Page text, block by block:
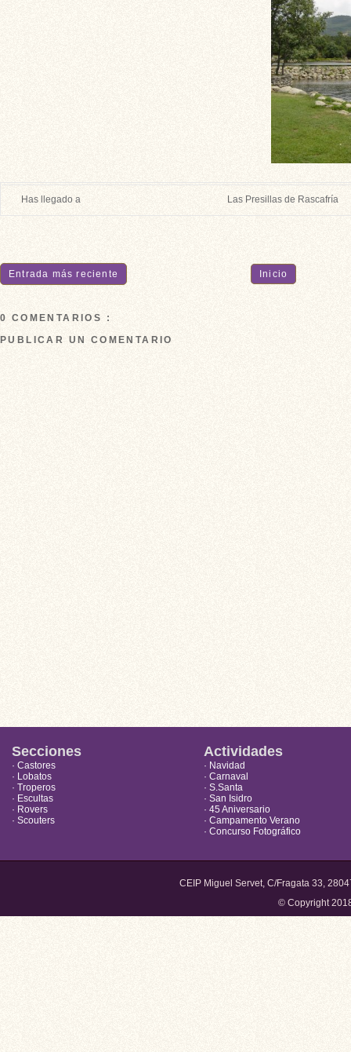
Has llegado a Las Presillas de Rascafría
Entrada más reciente Inicio
0 COMENTARIOS :
PUBLICAR UN COMENTARIO
Secciones
· Castores
· Lobatos
· Troperos
· Escultas
· Rovers
· Scouters
Actividades
· Navidad
· Carnaval
· S.Santa
· San Isidro
· 45 Aniversario
· Campamento Verano
· Concurso Fotográfico
CEIP Miguel Servet, C/Fragata 33,
© Copyright